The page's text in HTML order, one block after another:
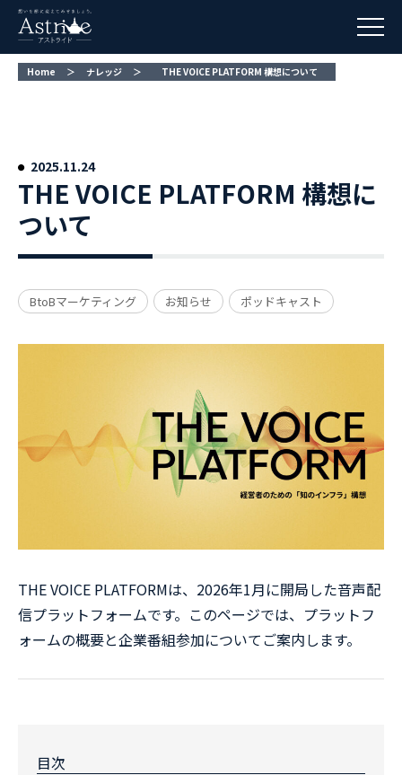
Home ＞ ナレッジ ＞ THE VOICE PLATFORM 構想について
THE VOICE PLATFORM 構想に
ついて
BtoBマーケティング お知らせ ポッドキャスト
THE VOICE PLATFORMは、2026年1月に開局した音声配
信プラットフォームです。このページでは、プラットフ
ォームの概要と企業番組参加についてご案内します。
目次